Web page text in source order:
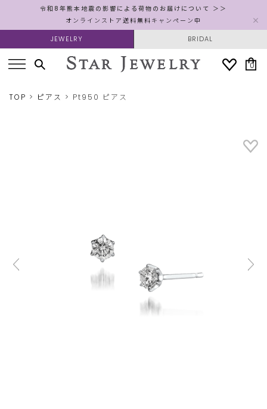
令和8年熊本地震の影響による荷物のお届けについて ＞＞
オンラインストア送料無料キャンペーン中
JEWELRY BRIDAL
0
TOP ピアス Pt950 ピアス